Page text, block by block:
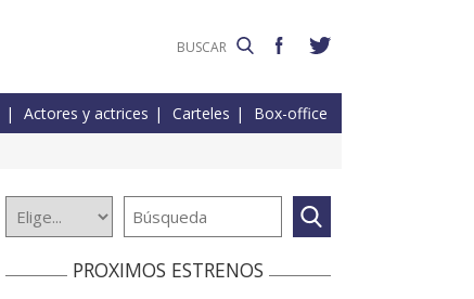
Actores y actrices Carteles Box-office
PROXIMOS ESTRENOS